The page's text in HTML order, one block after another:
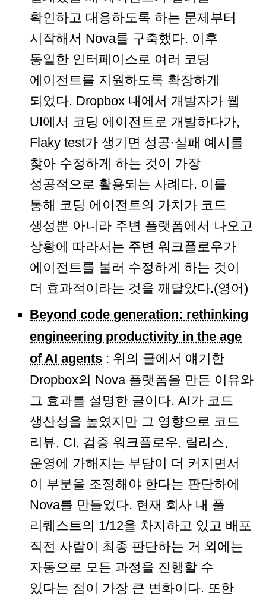
확인하고 대응하도록 하는 문제부터
시작해서 Nova를 구축했다. 이후
동일한 인터페이스로 여러 코딩
에이전트를 지원하도록 확장하게
되었다. Dropbox 내에서 개발자가 웹
UI에서 코딩 에이전트로 개발하다가,
Flaky test가 생기면 성공·실패 예시를
찾아 수정하게 하는 것이 가장
성공적으로 활용되는 사례다. 이를
통해 코딩 에이전트의 가치가 코드
생성뿐 아니라 주변 플랫폼에서 나오고
상황에 따라서는 주변 워크플로우가
에이전트를 불러 수정하게 하는 것이
더 효과적이라는 것을 깨달았다.(영어)
Beyond code generation: rethinking
engineering productivity in the age
of AI agents : 위의 글에서 얘기한
Dropbox의 Nova 플랫폼을 만든 이유와
그 효과를 설명한 글이다. AI가 코드
생산성을 높였지만 그 영향으로 코드
리뷰, CI, 검증 워크플로우, 릴리스,
운영에 가해지는 부담이 더 커지면서
이 부분을 조정해야 한다는 판단하에
Nova를 만들었다. 현재 회사 내 풀
리퀘스트의 1/12을 차지하고 있고 배포
직전 사람이 최종 판단하는 거 외에는
자동으로 모든 과정을 진행할 수
있다는 점이 가장 큰 변화이다. 또한